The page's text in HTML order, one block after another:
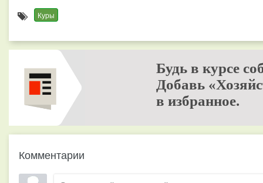
Куры
Будь в курсе
Добавь
в избранное.
Комментарии